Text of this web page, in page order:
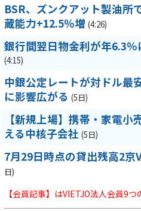
BSR、ズンクアット製油
蔵能力+12.5％増 (4:26)
銀行間翌日物金利が年6.3
(4:15)
中銀公定レートが対ドル最
に影響広がる (5日)
【新規上場】携帯・家電
える中核子会社 (5日)
7月29日時点の貸出残高2京
日)
【会員記事】はVIETJO法人会員9